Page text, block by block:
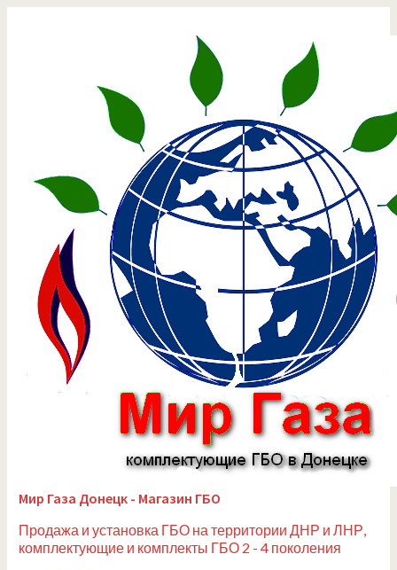
Мир Газа Донецк - Магазин ГБО
Продажа и установка ГБО на территории ДНР и ЛНР,
комплектующие и комплекты ГБО 2 - 4 поколения